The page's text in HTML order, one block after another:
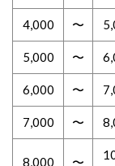
4,000 〜
5,000 〜
6,000 〜
7,000 〜
8,000 〜